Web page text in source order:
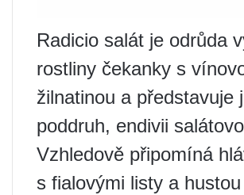
Radicio salát je odrůda
rostliny čekanky s
žilnatinou a představuje
poddruh, endivii
Vzhledově připomíná
s fialovými listy a hustou